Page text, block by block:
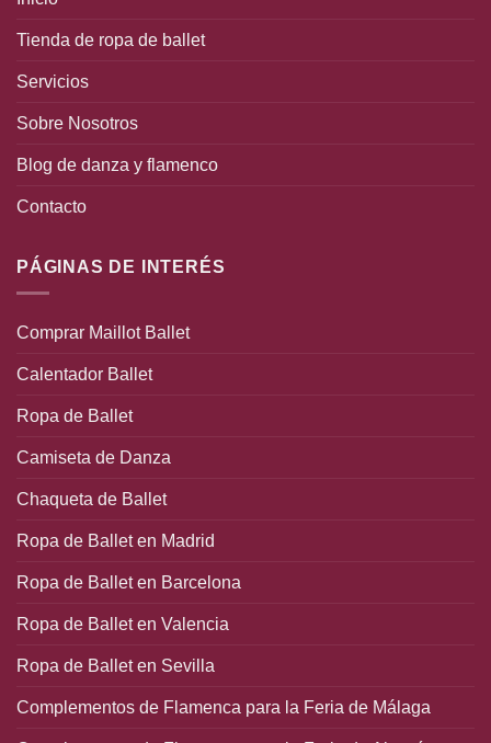
Tienda de ropa de ballet
Servicios
Sobre Nosotros
Blog de danza y flamenco
Contacto
PÁGINAS DE INTERÉS
Comprar Maillot Ballet
Calentador Ballet
Ropa de Ballet
Camiseta de Danza
Chaqueta de Ballet
Ropa de Ballet en Madrid
Ropa de Ballet en Barcelona
Ropa de Ballet en Valencia
Ropa de Ballet en Sevilla
Complementos de Flamenca para la Feria de Málaga